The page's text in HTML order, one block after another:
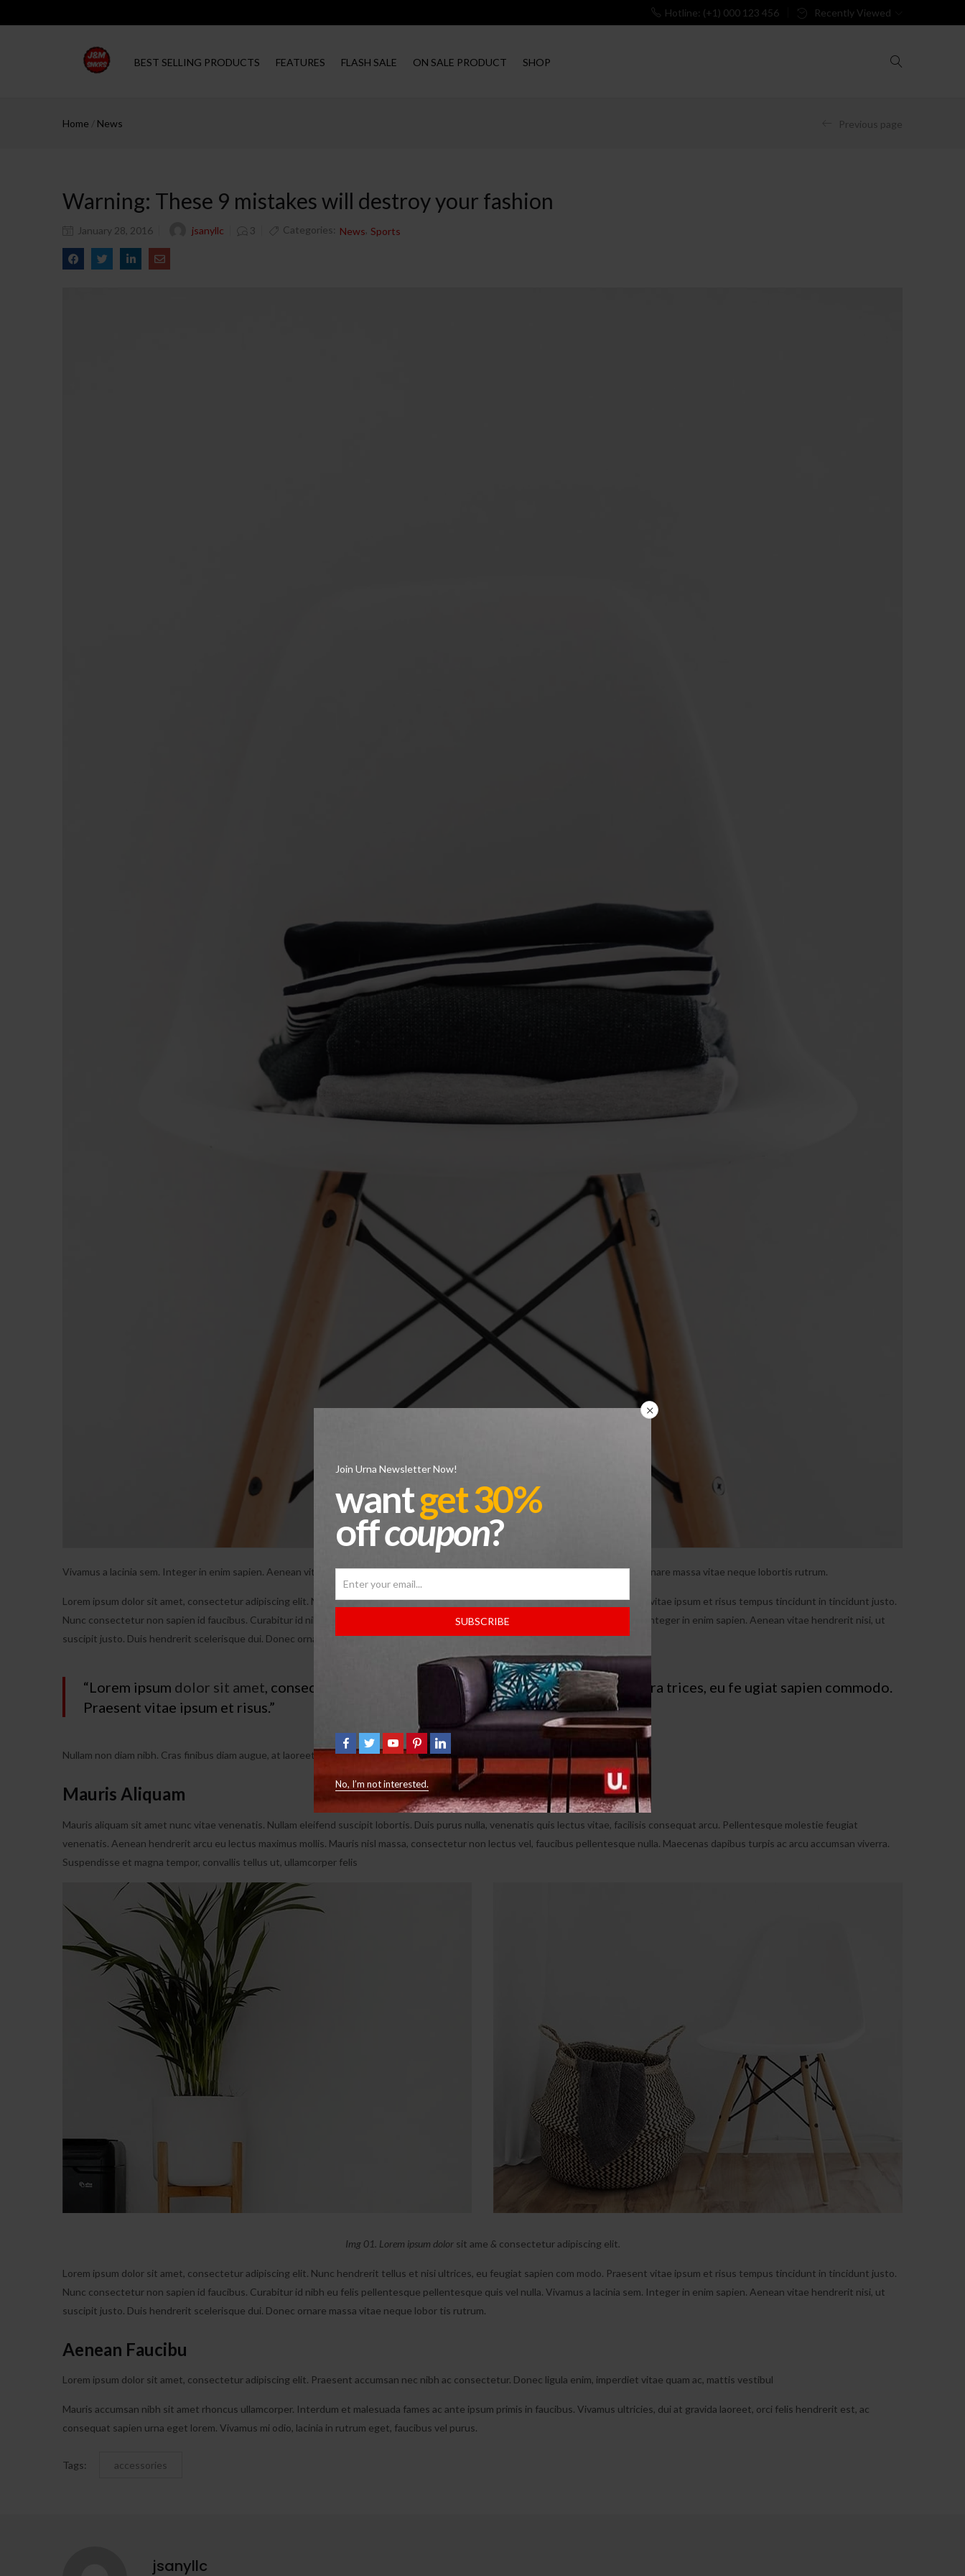
Recently Viewed
Hotline: (+1) 000 123 456
BEST SELLING PRODUCTS FEATURES FLASH SALE ON SALE PRODUCT SHOP
Home / News Previous page
Warning: These 9 mistakes will destroy your fashion
January 28, 2016 jsanyllc 3 Categories: News Sports
Vivamus a lacinia sem. Integer in enim sapien. Aenean vitae hendrerit nisi, ut suscipit justo. Duis hendrerit sceleri sque dui. Donec ornare massa vitae neque lobortis rutrum.
Lorem ipsum dolor sit amet, consectetur adipiscing elit. Nunc hendrerit tellus et nisi ultrices, eu feugiat sapien com modo. Praesent vitae ipsum et risus tempus tincidunt in tincidunt justo.
Nunc consectetur non sapien id faucibus. Curabitur id nibh eu felis pellentesque pellentesque quis vel nulla. Vivamus a lacinia sem. Integer in enim sapien. Aenean vitae hendrerit nisi, ut
suscipit justo. Duis hendrerit scelerisque dui. Donec ornare massa vitae neque lobor tis rutrum.
“Lorem ipsum dolor sit amet, consectetur adipiscing elit. Nunc hendrerit tellus et nisi ultra trices, eu fe ugiat sapien commodo.
Praesent vitae ipsum et risus.”
Nullam non diam nibh. Cras finibus diam augue, at laoreet libero faucibus ut:
Mauris Aliquam
Mauris aliquam sit amet nunc vitae venenatis. Nullam eleifend suscipit lobortis. Duis purus nulla, venenatis quis lectus vitae, facilisis consequat arcu. Pellentesque molestie feugiat
venenatis. Aenean hendrerit arcu eu lectus maximus mollis. Mauris nisl massa, consectetur non lectus vel, faucibus pellentesque nulla. Maecenas dapibus turpis ac arcu accumsan viverra.
Suspendisse et magna tempor, convallis tellus ut, ullamcorper felis
Img 01. Lorem ipsum dolor sit ame & consectetur adipiscing elit.
Lorem ipsum dolor sit amet, consectetur adipiscing elit. Nunc hendrerit tellus et nisi ultrices, eu feugiat sapien com modo. Praesent vitae ipsum et risus tempus tincidunt in tincidunt justo.
Nunc consectetur non sapien id faucibus. Curabitur id nibh eu felis pellentesque pellentesque quis vel nulla. Vivamus a lacinia sem. Integer in enim sapien. Aenean vitae hendrerit nisi, ut
suscipit justo. Duis hendrerit scelerisque dui. Donec ornare massa vitae neque lobor tis rutrum.
Aenean Faucibu
Lorem ipsum dolor sit amet, consectetur adipiscing elit. Praesent accumsan nec nibh ac consectetur. Donec ligula enim, imperdiet vitae quam ac, mattis vestibul
Mauris accumsan nibh sit amet rhoncus ullamcorper. Interdum et malesuada fames ac ante ipsum primis in faucibus. Vivamus ultricies, dui at gravida laoreet, orci felis hendrerit est, ac
consequat sapien urna eget lorem. Vivamus mi odio, lacinia in rutrum eget, faucibus vel purus.
Tags: accessories
jsanyllc
Join Urna Newsletter Now!
wantget 30%
offcoupon?
SUBSCRIBE
No, I’m not interested.